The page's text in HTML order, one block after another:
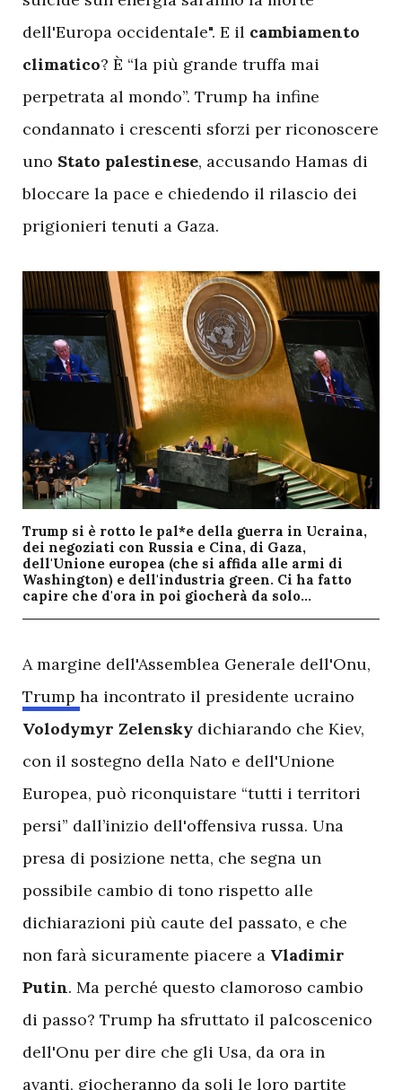
dell'Europa occidentale". E il cambiamento
climatico? È “la più grande truffa mai
perpetrata al mondo”. Trump ha infine
condannato i crescenti sforzi per riconoscere
uno Stato palestinese, accusando Hamas di
bloccare la pace e chiedendo il rilascio dei
prigionieri tenuti a Gaza.
Trump si è rotto le pal*e della guerra in Ucraina,
dei negoziati con Russia e Cina, di Gaza,
dell'Unione europea (che si affida alle armi di
Washington) e dell'industria green. Ci ha fatto
capire che d'ora in poi giocherà da solo...
Amargine dell'Assemblea Generale dell'Onu,
Trump ha incontrato il presidente ucraino
Volodymyr Zelensky dichiarando che Kiev,
con il sostegno della Nato e dell'Unione
Europea, può riconquistare “tutti i territori
persi” dall’inizio dell'offensiva russa. Una
presa di posizione netta, che segna un
possibile cambio di tono rispetto alle
dichiarazioni più caute del passato, e che
non farà sicuramente piacere a Vladimir
Putin. Ma perché questo clamoroso cambio
di passo? Trump ha sfruttato il palcoscenico
dell'Onu per dire che gli Usa, da ora in
avanti, giocheranno da soli le loro partite